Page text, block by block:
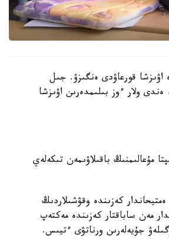
اۋىزشا قورعاۋدى ەنگىزۋ. جىل
ەندى ولار ءوز بىلىمدەرىن اۋىزشا
مۇعالىمنىڭ باقىلاۋىمەن تىكەلەي
كەزىندە وقۋشىلاردىڭ
مەن ساباقتار كەزىندە مەكتەپ
جۇيەلەرىن ورناتۋى ءتيىس.